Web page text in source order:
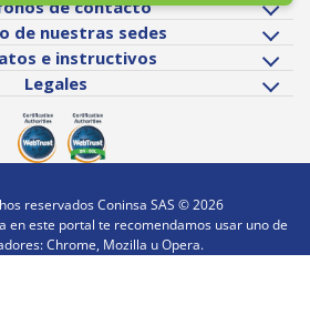
de contacto
de nuestras sedes
e instructivos
Legales
reservados Coninsa SAS ©2026
en este portal te recomendamos usar uno de
Chrome, Mozilla u Opera.